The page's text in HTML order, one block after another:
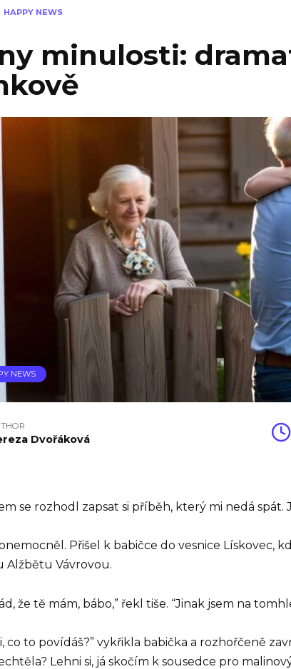
HAPPY NEWS
minulosti:
NEWS
Dvořáková
se rozhodl zapsat si příběh, který mi nedá
Přišel k babičce do vesnice
Alžbětu Vávrovou.
že tě mám, bábo,” řekl tiše. “Jinak jsem na
co to povídáš?” vykřikla babička a rozhořčeně
Lehni si, já skočím k sousedce pro